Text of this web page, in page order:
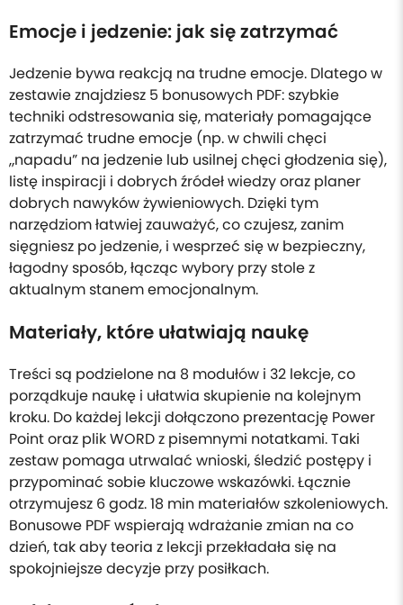
Emocje i jedzenie: jak się zatrzymać
Jedzenie bywa reakcją na trudne emocje. Dlatego w
zestawie znajdziesz 5 bonusowych PDF: szybkie
techniki odstresowania się, materiały pomagające
zatrzymać trudne emocje (np. w chwili chęci
„napadu” na jedzenie lub usilnej chęci głodzenia się),
listę inspiracji i dobrych źródeł wiedzy oraz planer
dobrych nawyków żywieniowych. Dzięki tym
narzędziom łatwiej zauważyć, co czujesz, zanim
sięgniesz po jedzenie, i wesprzeć się w bezpieczny,
łagodny sposób, łącząc wybory przy stole z
aktualnym stanem emocjonalnym.
Materiały, które ułatwiają naukę
Treści są podzielone na 8 modułów i 32 lekcje, co
porządkuje naukę i ułatwia skupienie na kolejnym
kroku. Do każdej lekcji dołączono prezentację Power
Point oraz plik WORD z pisemnymi notatkami. Taki
zestaw pomaga utrwalać wnioski, śledzić postępy i
przypominać sobie kluczowe wskazówki. Łącznie
otrzymujesz 6 godz. 18 min materiałów szkoleniowych.
Bonusowe PDF wspierają wdrażanie zmian na co
dzień, tak aby teoria z lekcji przekładała się na
spokojniejsze decyzje przy posiłkach.